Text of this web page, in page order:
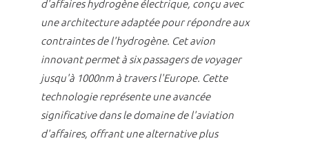
d'affaires hydrogène électrique, conçu avec
une architecture adaptée pour répondre aux
contraintes de l'hydrogène. Cet avion
innovant permet à six passagers de voyager
jusqu'à 1000nm à travers l'Europe. Cette
technologie représente une avancée
significative dans le domaine de l'aviation
d'affaires, offrant une alternative plus